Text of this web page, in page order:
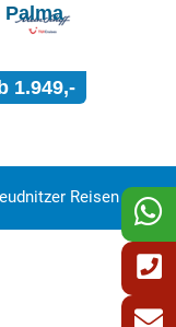
1.949,-
Reisen